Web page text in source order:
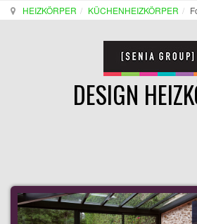
HEIZKÖRPER KÜCHENHEIZKÖRPER
DESIGN